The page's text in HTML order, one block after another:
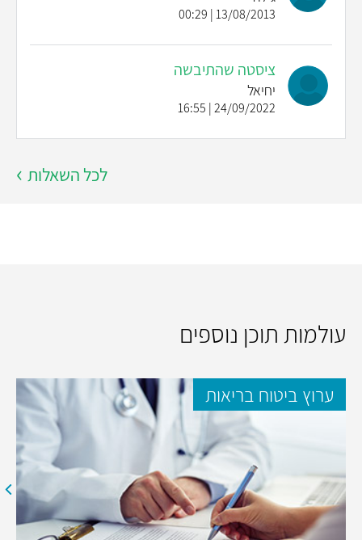
13/08/2013 | 00:29
ציסטה שהתיבשה
יחיאל
24/09/2022 | 16:55
לכל השאלות
עולמות תוכן נוספים
ערוץ ביטוח בריאות